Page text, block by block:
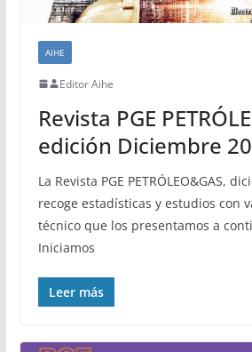
AIHE
Editor Aihe
Revista PGE
edición Diciembre
La Revista PGE PETRÓLEO&GAS,
recoge estadísticas y estudios con
técnico que los presentamos a
Iniciamos
Leer más